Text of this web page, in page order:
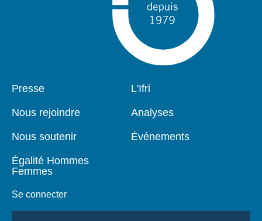
Pied
Presse
Nous rejoindre
Nous soutenir
Égalité Hommes
Femmes
Se connecter
Navigation
L'Ifri
Analyses
Événements